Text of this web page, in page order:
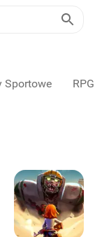
Sportowe RPG